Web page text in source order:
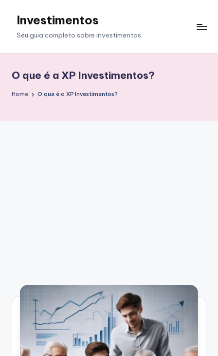
Investimentos
Seu guia completo sobre investimentos.
O que é a XP Investimentos?
Home O que é a XP Investimentos?